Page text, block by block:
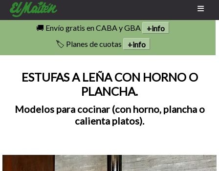
🚚 Envío gratis en CABA y GBA
+info
🏷️ Planes de cuotas
+info
ESTUFAS A LEÑA CON HORNO O
PLANCHA.
Modelos para cocinar (con horno, plancha o
calienta platos).